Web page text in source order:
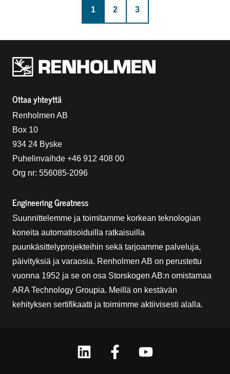
Edellinen sivu
1 Sivu
2 Sivu
3
Ottaa yhteyttä
Renholmen AB
Box 10
934 24 Byske
Puhelinvaihde +46 912 408 00
Org nr: 556085-2096
Engineering Greatness
Suunnittelemme ja toimitamme korkean teknologian
koneita automatisoiduilla ratkaisuilla
puunkäsittelyprojekteihin sekä tarjoamme palveluja,
päivityksiä ja varaosia. Renholmen AB on perustettu
vuonna 1952 ja se on osa Storskogen AB:n omistamaa
ARA Technology Groupia. Meillä on kestävän
kehityksen sertifikaatti ja toimimme aktiivisesti alalla.
Linkedin FacebookYoutube